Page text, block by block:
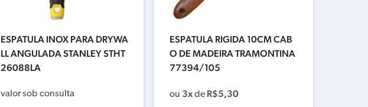
ESPATULA INOX PARA DRYWA
LL ANGULADA STANLEY STHT
26088LA
valor sob consulta
ESPATULA RIGIDA 10CM CAB
O DE MADEIRA TRAMONTINA
77394/105
ou 3xde R$5,30